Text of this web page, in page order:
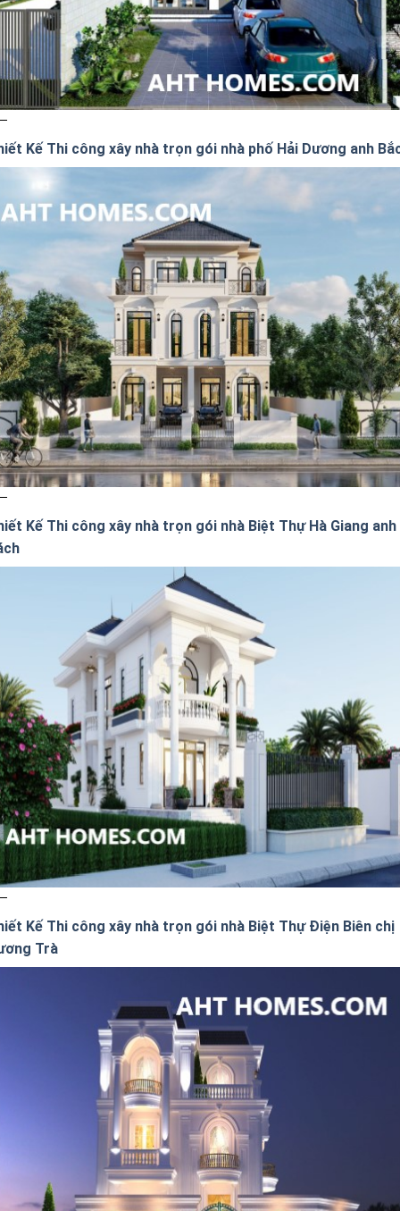
Kế Thi công xây nhà trọn gói nhà phố Hải Dương anh
Kế Thi công xây nhà trọn gói nhà Biệt Thự Hà Giang anh
Kế Thi công xây nhà trọn gói nhà Biệt Thự Điện Biên chị
Trà